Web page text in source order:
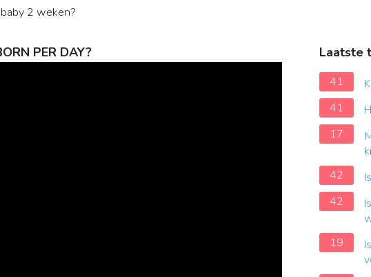
2 weken?
PER DAY? Laatste
41
41
17
42
42
19